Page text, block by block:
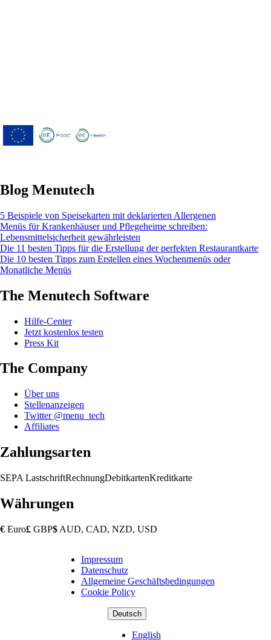
Blog Menutech
5 Beispiele von Speisekarten mit deklarierten Allergenen
Menüs für Krankenhäuser und Pflegeheime schreiben:
Lebensmittelsicherheit gewährleisten
Die 11 besten Tipps für die Erstellung der perfekten Restaurantkarte
Die 10 besten Tipps zum Erstellen eines Wochenmenüs oder
Monatliche Menüs
The Menutech Software
Hilfe-Center
Jetzt kostenlos testen
Press Kit
The Company
Über uns
Stellenanzeigen
Twitter @menu_tech
Affiliates
Zahlungsarten
SEPA LastschriftRechnungDebitkartenKreditkarte
Währungen
€ Euro£ GBP$ AUD, CAD, NZD, USD
Copyright
Footer
Impressum
Datenschutz
Allgemeine Geschäftsbedingungen
Cookie Policy
Deutsch
English